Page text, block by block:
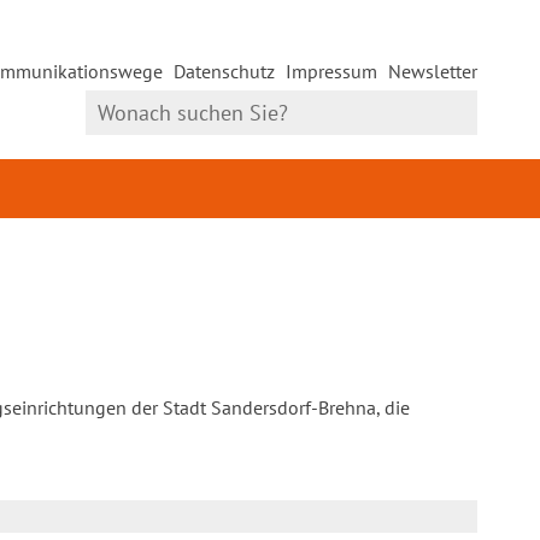
Datenschutz Impressum Newsletter
der Stadt Sandersdorf-Brehna, die